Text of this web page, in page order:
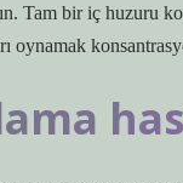
Tam bir iç huzuru
oynamak